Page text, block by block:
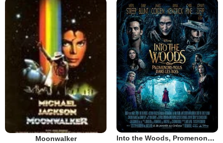
Moonwalker Into the Woods, Promenons-nous dans les bois